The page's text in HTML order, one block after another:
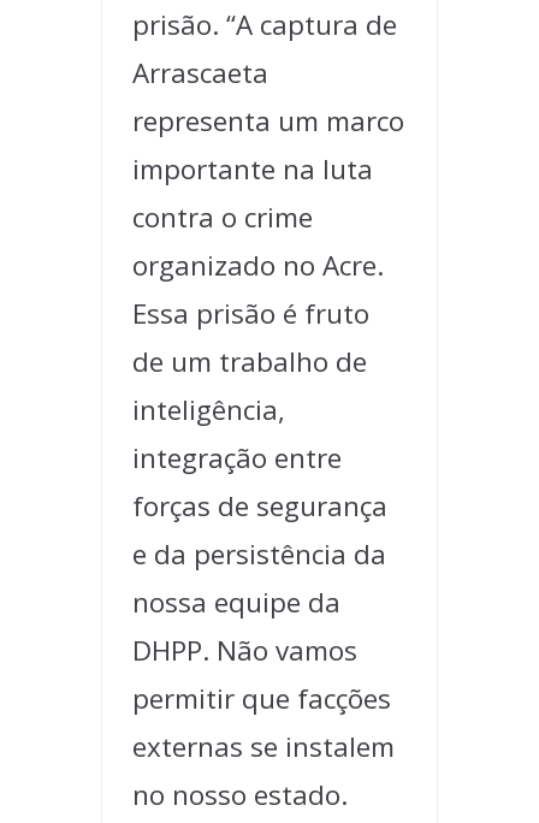
prisão. “A captura de
Arrascaeta
representa um marco
importante na luta
contra o crime
organizado no Acre.
Essa prisão é fruto
de um trabalho de
inteligência,
integração entre
forças de segurança
e da persistência da
nossa equipe da
DHPP. Não vamos
permitir que facções
externas se instalem
no nosso estado.